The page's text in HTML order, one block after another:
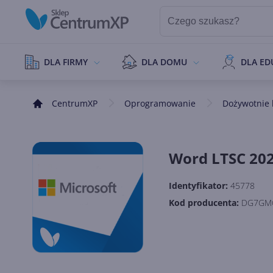
DLA FIRMY DLA DOMU DLA
CentrumXP Oprogramowanie
Word LTSC
Identyfikator: 45778
Kod producenta: